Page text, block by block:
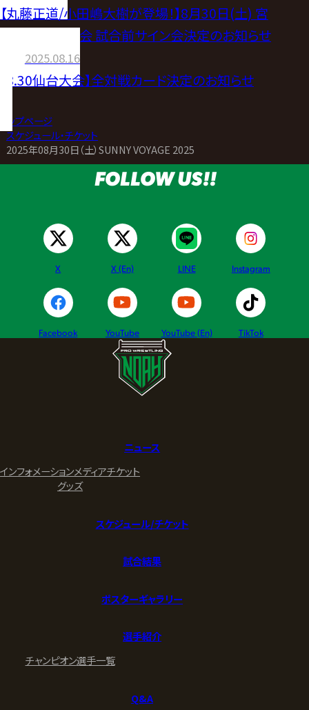
【丸藤正道/小田嶋大樹が登場！】8月30日(土) 宮
城・仙台PIT大会 試合前サイン会決定のお知らせ
2025.08.16
【8.30仙台大会】全対戦カード決定のお知らせ
トップページ
>スケジュール・チケット
2025年08月30日（土）SUNNY VOYAGE 2025
FOLLOW US!!
X X (En) LINE Instagram
Facebook YouTube YouTube (En) TikTok
ニュース
インフォメーションメディアチケット
グッズ
スケジュール/チケット
試合結果
ポスターギャラリー
選手紹介
チャンピオン選手一覧
Q&A